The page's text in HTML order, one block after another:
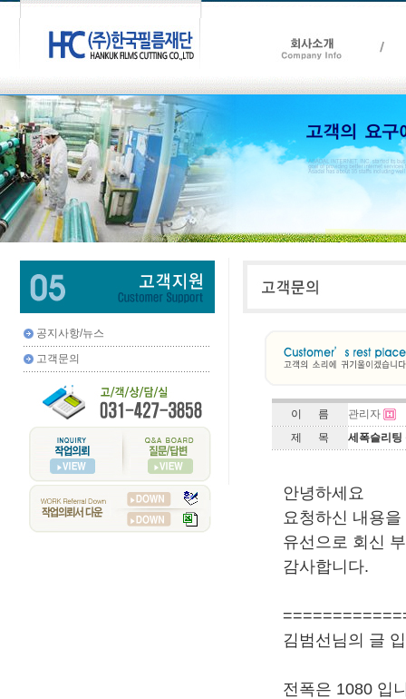
공지사항/뉴스
고객문의
이 름
관리자
제 목
세폭슬리팅
안녕하세요
요청하신 내용
유선으로 회신
감사합니다.
김범선님의 글
전폭은 1080 입